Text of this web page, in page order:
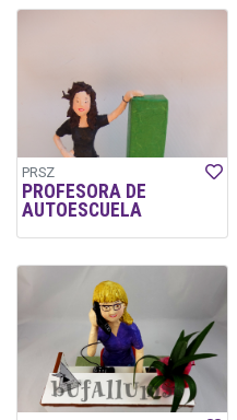
PRSZ
PROFESORA DE
AUTOESCUELA